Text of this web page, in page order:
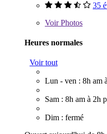
35
VoirPhotos
Heures normales
Voir tout
Lun - ven : 8h am
Sam : 8h am à 2h
Dim : fermé